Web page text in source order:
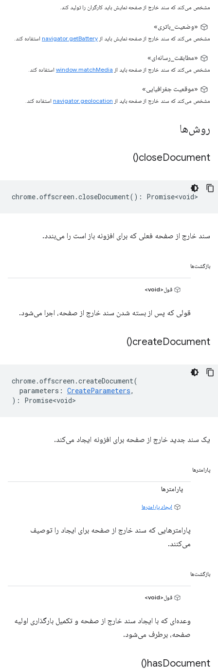
مشخص می‌کند که سند خارج از صفحه نمایش باید کارگران را تولید کند.
«وضعیت_باتری»
مشخص می‌کند که سند خارج از صفحه نمایش باید از navigator.getBattery استفاده کند.
«مطابقت_رسانه‌ای»
مشخص می‌کند که سند خارج از صفحه باید از window.matchMedia استفاده کند.
«موقعیت جغرافیایی»
مشخص می‌کند که سند خارج از صفحه باید از navigator.geolocation استفاده کند.
روش‌ها
closeDocument(
)
chrome.offscreen .closeDocument() : Promise<void>
سند خارج از صفحه فعلی که برای افزونه باز است را می‌بندد.
بازگشت‌ها
قول<void>
قولی که پس از بسته شدن سند خارج از صفحه، اجرا می‌شود.
createDocument(
)
chrome.offscreen .createDocument(
parameters : CreateParameters,
) : Promise<void>
یک سند جدید خارج از صفحه برای افزونه ایجاد می‌کند.
پارامترها
پارامترها
ایجاد پارامترها
پارامترهایی که سند خارج از صفحه برای ایجاد را توصیف
می‌کنند.
بازگشت‌ها
قول<void>
وعده‌ای که با ایجاد سند خارج از صفحه و تکمیل بارگذاری اولیه
صفحه، برطرف می‌شود.
hasDocument(
)